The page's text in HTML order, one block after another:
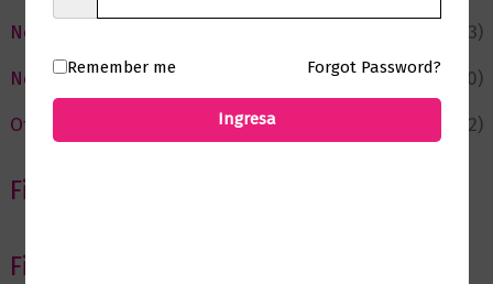
Negocios
(43)
Novedades
(110)
Ofertas
(12)
Filtrar por Autor
Filtrar por editorial
Remember me Forgot Password?
Ingresa